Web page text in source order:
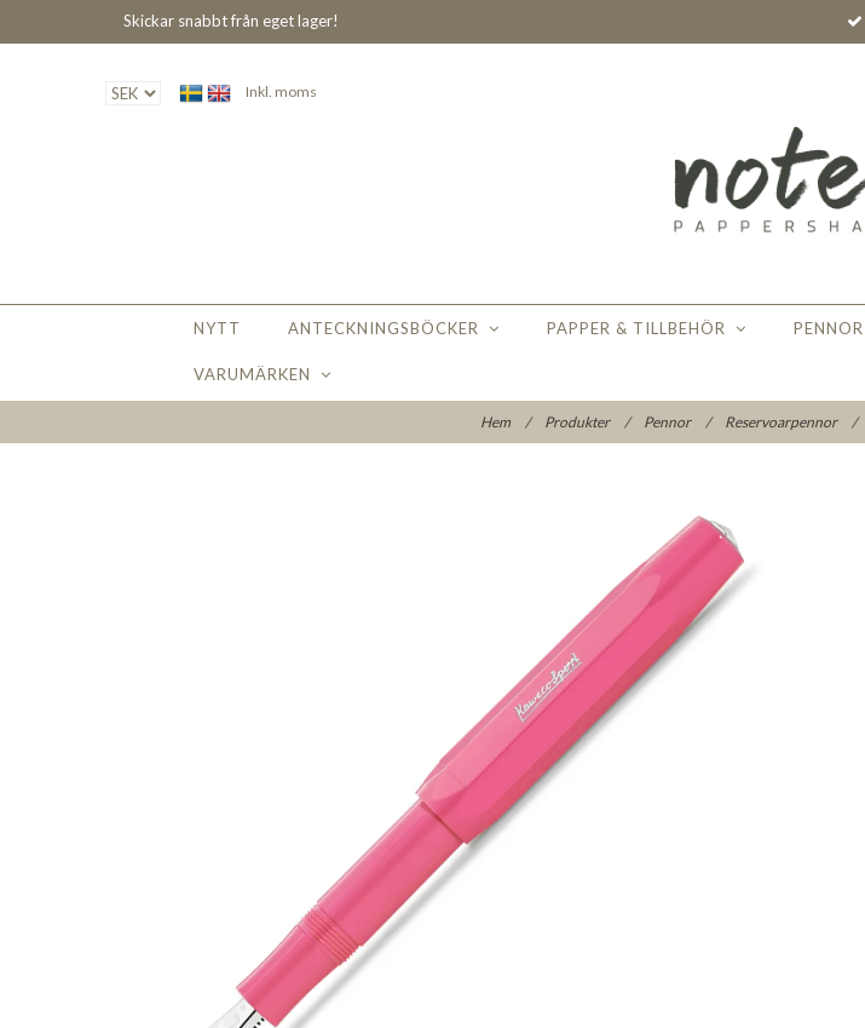
Skickar snabbt från eget lager!
Inkl. moms
NYTT ANTECKNINGSBÖCKER PAPPER & TILLBEHÖR PENNOR
VARUMÄRKEN
Hem / Produkter / Pennor / Reservoarpennor /